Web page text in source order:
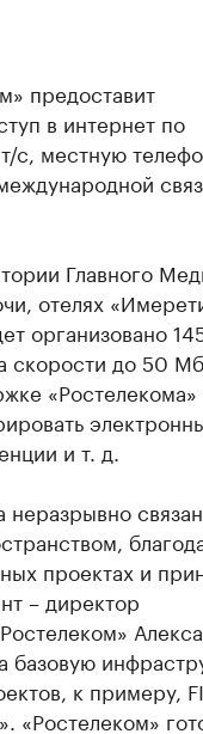
предоставит
в интернет по
с, местную
Главного
отелях
организовано
скорости до 50
«Ростелекома»
и т. д.
неразрывно
проектах и
– директор
к примеру,
«Ростелеком»